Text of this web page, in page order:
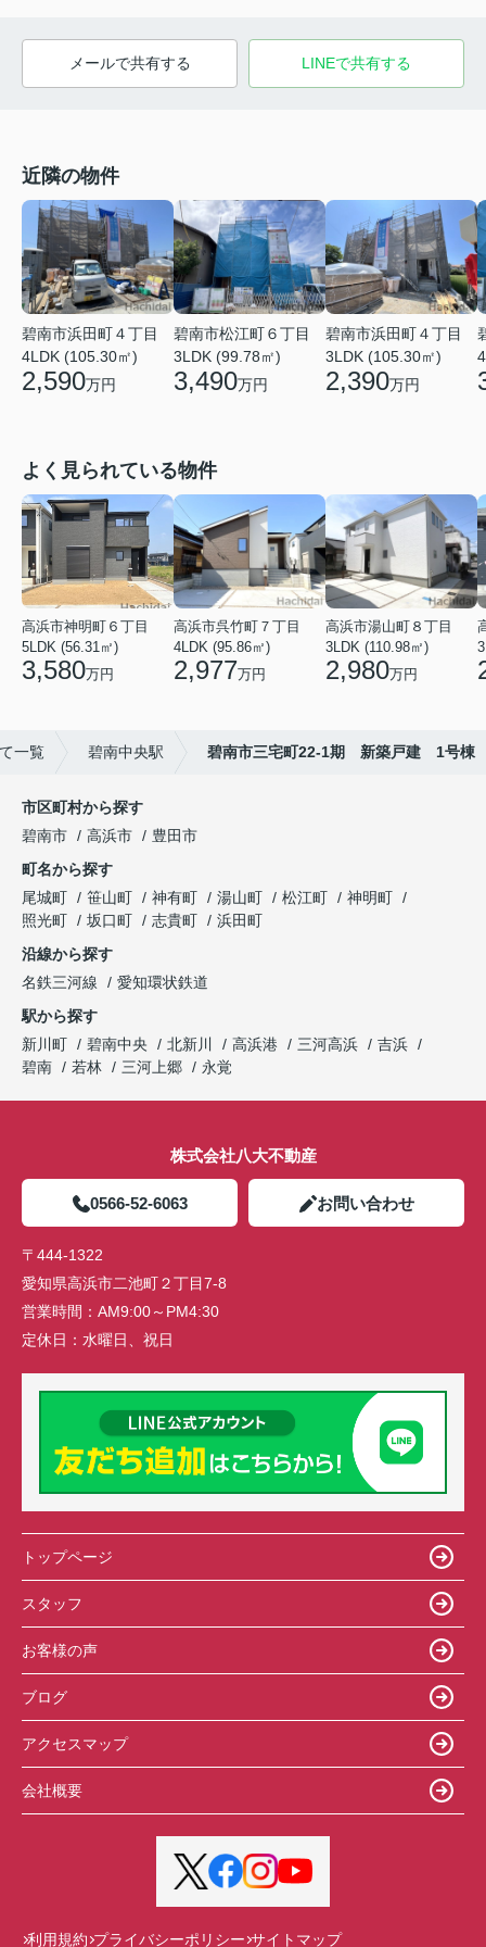
メールで共有する LINEで共有する
近隣の物件
碧南市浜田町４丁目
4LDK (105.30㎡)
2,590万円
碧南市松江町６丁目
3LDK (99.78㎡)
3,490万円
碧南市浜田町４丁目
3LDK (105.30㎡)
2,390万円
よく見られている物件
高浜市神明町６丁目
5LDK (56.31㎡)
3,580万円
高浜市呉竹町７丁目
4LDK (95.86㎡)
2,977万円
高浜市湯山町８丁目
3LDK (110.98㎡)
2,980万円
一覧 碧南中央駅 碧南市三宅町22-1期 新築戸建 1号棟
市区町村から探す
碧南市
高浜市
豊田市
町名から探す
尾城町
笹山町 神有町 湯山町 松江町
神明町
照光町
坂口町 志貴町
浜田町
沿線から探す
名鉄三河線
愛知環状鉄道
駅から探す
新川町
碧南中央 北新川 高浜港 三河高浜
吉浜
碧南
若林 三河上郷 永覚
株式会社八大不動産
0566-52-6063 お問い合わせ
〒444-1322
愛知県高浜市二池町２丁目7-8
営業時間： AM9:00～PM4:30
定休日： 水曜日、祝日
トップページ
スタッフ
お客様の声
ブログ
アクセスマップ
会社概要
利用規約 プライバシーポリシー サイトマップ